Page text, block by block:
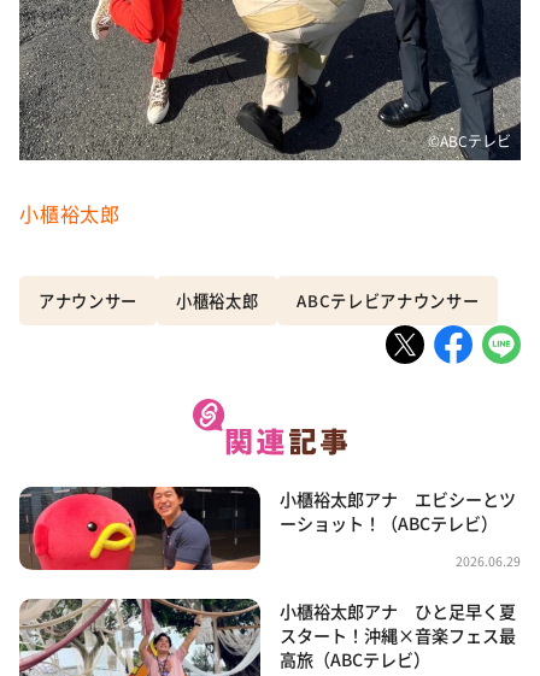
©️ABCテレビ
小櫃裕太郎
アナウンサー 小櫃裕太郎 ABCテレビアナウンサー
小櫃裕太郎アナ エビシーとツ
ーショット！（ABCテレビ）
2026.06.29
小櫃裕太郎アナ ひと足早く夏
スタート！沖縄×音楽フェス最
高旅（ABCテレビ）